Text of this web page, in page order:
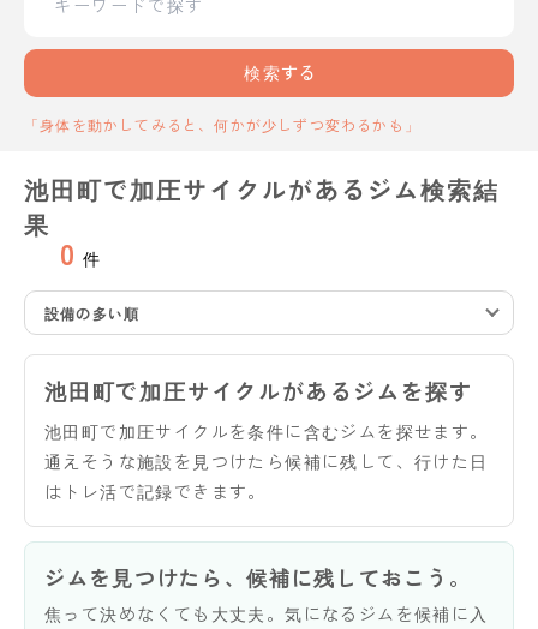
検索する
「身体を動かしてみると、何かが少しずつ変わるかも」
池田町で加圧サイクルがあるジム検索結
果
0 件
設備の多い順
池田町で加圧サイクルがあるジムを探す
池田町で加圧サイクルを条件に含むジムを探せます。
通えそうな施設を見つけたら候補に残して、行けた日
はトレ活で記録できます。
ジムを見つけたら、候補に残しておこう。
焦って決めなくても大丈夫。気になるジムを候補に入